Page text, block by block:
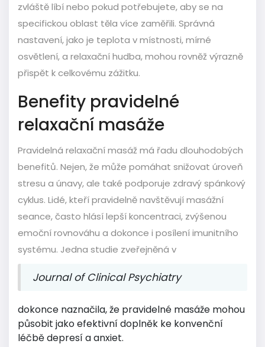
zvláště líbí nebo pokud potřebujete, aby se na
specifickou oblast těla více zaměřili. Správná
nastavení, jako je teplota v místnosti, mírné
osvětlení, a relaxační hudba, mohou rovněž výrazně
přispět k celkovému zážitku.
Benefity pravidelné
relaxační masáže
Pravidelná relaxační masáž má řadu dlouhodobých
benefitů. Nejen, že může pomáhat snižovat úroveň
stresu a únavy, ale také podporuje zdravý spánkový
cyklus. Lidé, kteří pravidelně navštěvují masážní
seance, často hlásí lepší koncentraci, zvýšenou
emoční rovnováhu a dokonce i posílení imunitního
systému. Jedna studie zveřejněná v
Journal of Clinical Psychiatry
dokonce naznačila, že pravidelné masáže mohou
působit jako efektivní doplněk ke konvenční
léčbě depresí a anxiet.